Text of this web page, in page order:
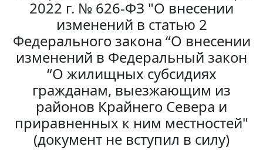
2022 г. № 626-ФЗ "О внесении
изменений в статью 2
Федерального закона “О внесении
изменений в Федеральный закон
“О жилищных субсидиях
гражданам, выезжающим из
районов Крайнего Севера и
приравненных к ним местностей"
(документ не вступил в силу)